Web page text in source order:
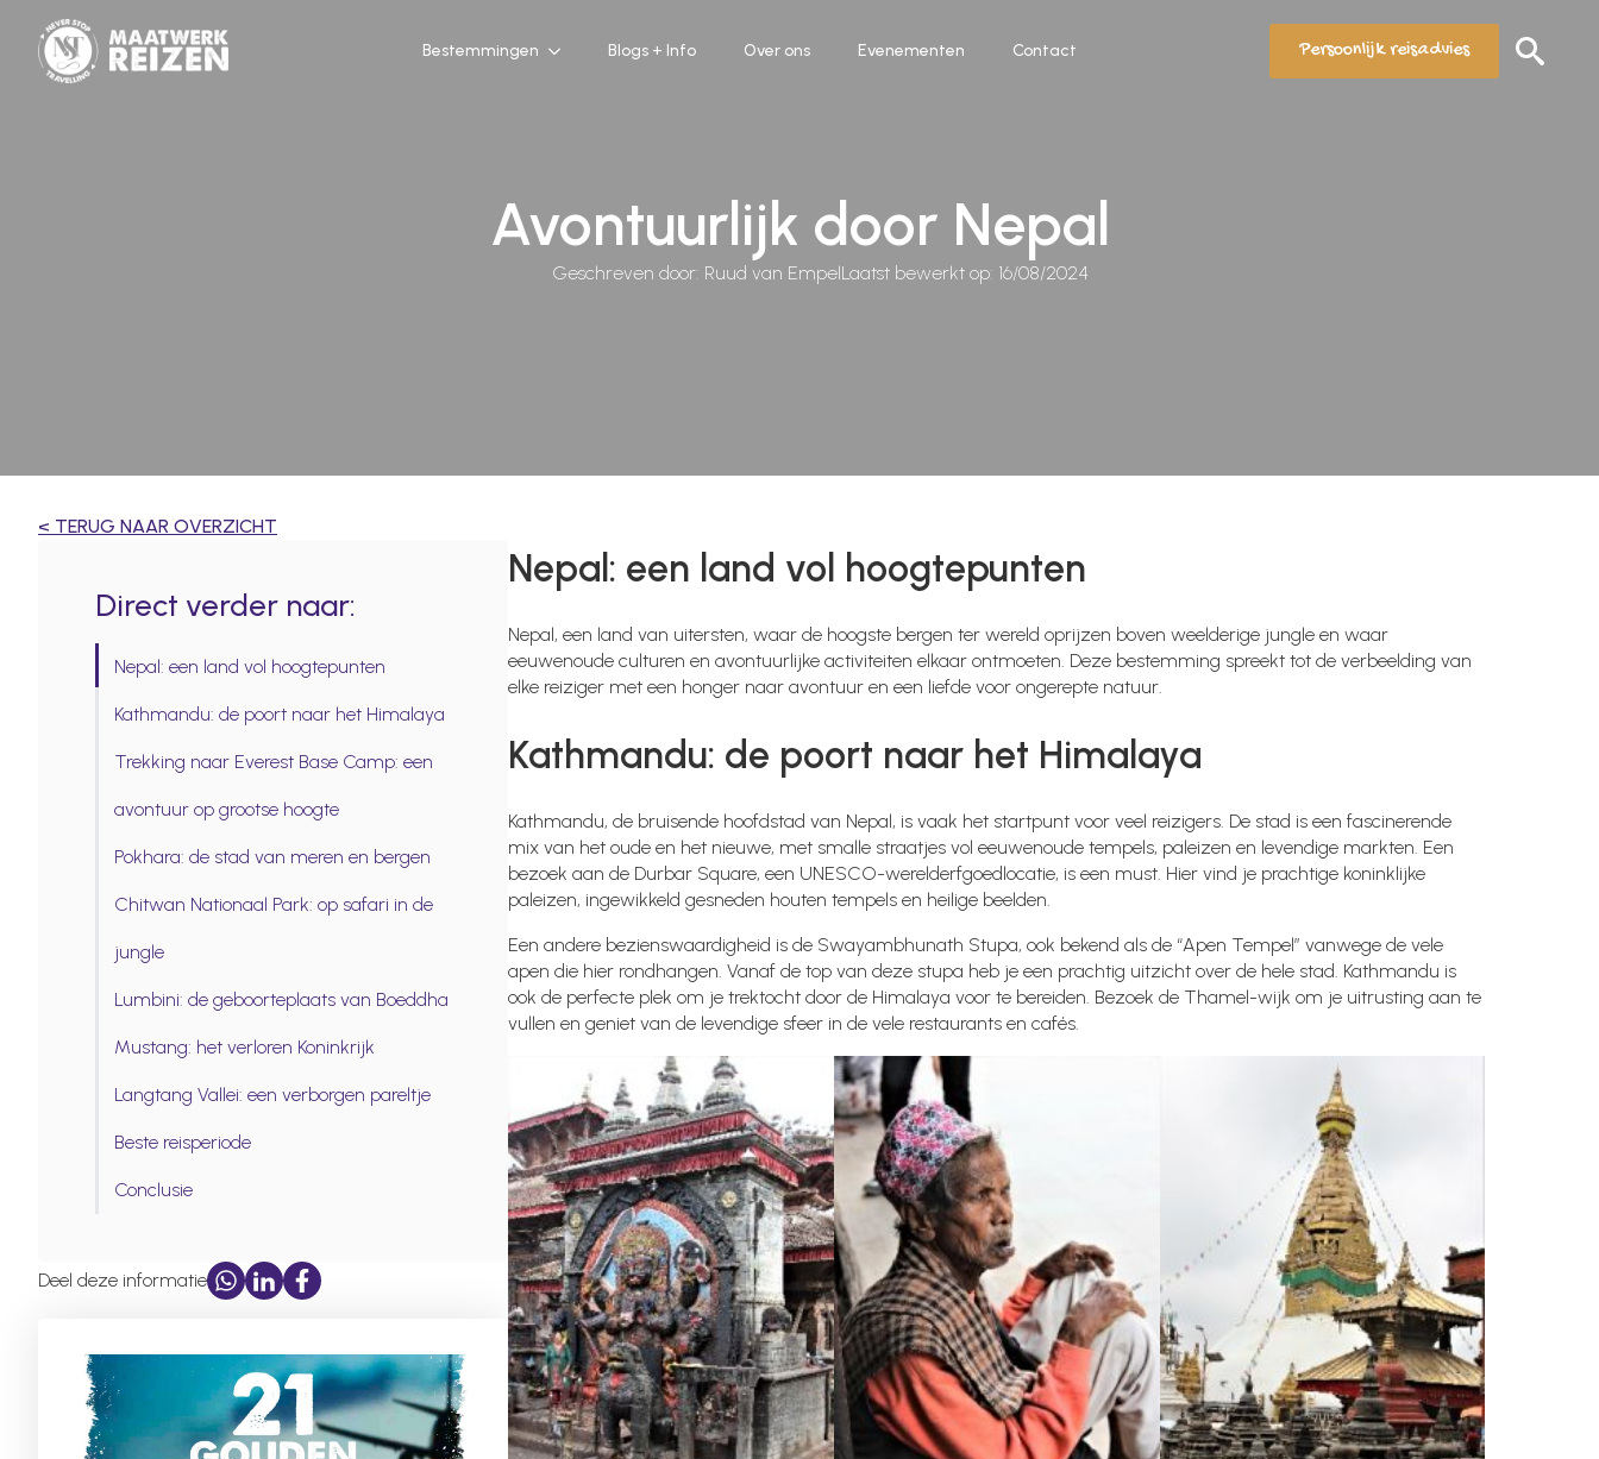
Bestemmingen Blogs + Info Over ons Evenementen Contact
Persoonlijk reisadvies
Avontuurlijk door Nepal
Geschreven door: Ruud van EmpelLaatst bewerkt op: 16/08/2024
< TERUG NAAR OVERZICHT
Direct verder naar:
Nepal: een land vol hoogtepunten
Kathmandu: de poort naar het Himalaya
Trekking naar Everest Base Camp: een
avontuur op grootse hoogte
Pokhara: de stad van meren en bergen
Chitwan Nationaal Park: op safari in de
jungle
Lumbini: de geboorteplaats van Boeddha
Mustang: het verloren Koninkrijk
Langtang Vallei: een verborgen pareltje
Beste reisperiode
Conclusie
Deel deze informatie
Nepal: een land vol hoogtepunten
Nepal, een land van uitersten, waar de hoogste bergen ter wereld oprijzen boven weelderige jungle en waar
eeuwenoude culturen en avontuurlijke activiteiten elkaar ontmoeten. Deze bestemming spreekt tot de verbeelding van
elke reiziger met een honger naar avontuur en een liefde voor ongerepte natuur.
Kathmandu: de poort naar het Himalaya
Kathmandu, de bruisende hoofdstad van Nepal, is vaak het startpunt voor veel reizigers. De stad is een fascinerende
mix van het oude en het nieuwe, met smalle straatjes vol eeuwenoude tempels, paleizen en levendige markten. Een
bezoek aan de Durbar Square, een UNESCO-werelderfgoedlocatie, is een must. Hier vind je prachtige koninklijke
paleizen, ingewikkeld gesneden houten tempels en heilige beelden.
Een andere bezienswaardigheid is de Swayambhunath Stupa, ook bekend als de “Apen Tempel” vanwege de vele
apen die hier rondhangen. Vanaf de top van deze stupa heb je een prachtig uitzicht over de hele stad. Kathmandu is
ook de perfecte plek om je trektocht door de Himalaya voor te bereiden. Bezoek de Thamel-wijk om je uitrusting aan te
vullen en geniet van de levendige sfeer in de vele restaurants en cafés.